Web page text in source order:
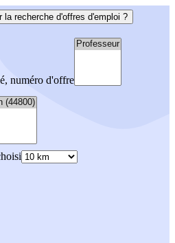
la recherche d'offres d'emploi ?
numéro d'offre